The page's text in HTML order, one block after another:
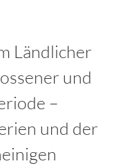
Ländlicher
und
–
und der